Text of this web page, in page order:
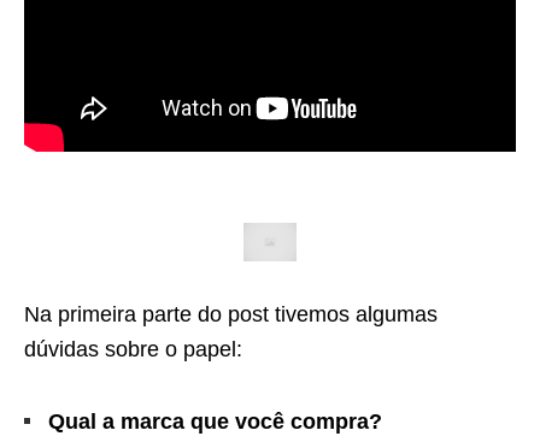
Na primeira parte do post tivemos algumas
dúvidas sobre o papel:
Qual a marca que você compra?